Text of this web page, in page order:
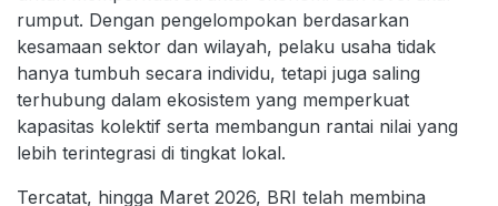
rumput. Dengan pengelompokan berdasarkan
kesamaan sektor dan wilayah, pelaku usaha tidak
hanya tumbuh secara individu, tetapi juga saling
terhubung dalam ekosistem yang memperkuat
kapasitas kolektif serta membangun rantai nilai yang
lebih terintegrasi di tingkat lokal.
Tercatat, hingga Maret 2026, BRI telah membina